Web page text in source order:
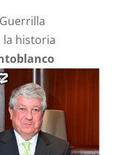
historia